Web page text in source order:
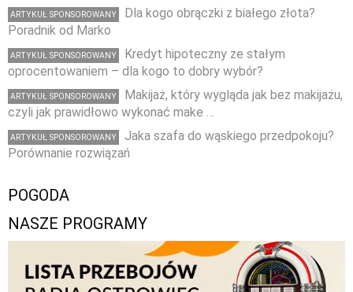
ARTYKUŁ SPONSOROWANY
Dla kogo obrączki z białego złota?
Poradnik od Marko
ARTYKUŁ SPONSOROWANY
Kredyt hipoteczny ze stałym
oprocentowaniem – dla kogo to dobry wybór?
ARTYKUŁ SPONSOROWANY
Makijaż, który wygląda jak bez makijażu,
czyli jak prawidłowo wykonać make …
ARTYKUŁ SPONSOROWANY
Jaka szafa do wąskiego przedpokoju?
Porównanie rozwiązań
POGODA
NASZE PROGRAMY